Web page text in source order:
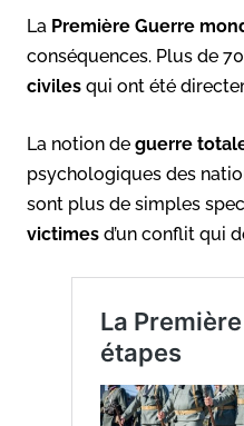
La Première Guerre
conséquences. Plus de
civiles qui ont été
La notion de guerre
psychologiques des
sont plus de simples
victimes d’un conflit qui